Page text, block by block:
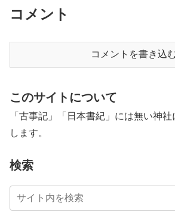
コメント
コメントを書き込
このサイトについて
「古事記」「日本書紀」には無い神
します。
検索